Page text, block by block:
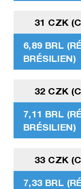
31 CZK
6,89 BRL
BRÉSILIEN)
32 CZK
7,11 BRL
BRÉSILIEN)
33 CZK
7,33 BRL